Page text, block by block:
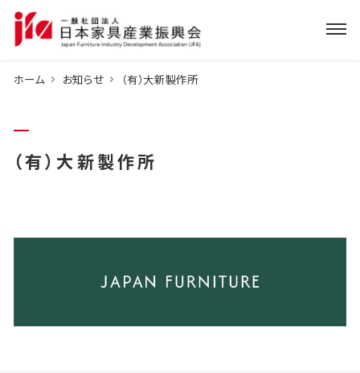
ホーム お知らせ （有）大新製作所
（有）大新製作所